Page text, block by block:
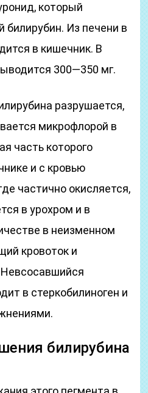
который
билирубин. Из печени в
в кишечник. В
300—350 мг.
разрушается,
микрофлорой в
часть которого
и с кровью
частично окисляется,
в урохром и в
в неизменном
кровоток и
в стеркобилиноген и
билирубина